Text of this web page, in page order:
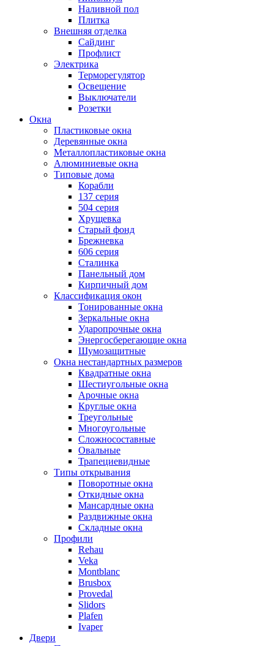
Наливной пол
Плитка
Внешняя отделка
Сайдинг
Профлист
Электрика
Терморегулятор
Освещение
Выключатели
Розетки
Окна
Пластиковые окна
Деревянные окна
Металлопластиковые окна
Алюминиевые окна
Типовые дома
Корабли
137 серия
504 серия
Хрущевка
Старый фонд
Брежневка
606 серия
Сталинка
Панельный дом
Кирпичный дом
Классификация окон
Тонированные окна
Зеркальные окна
Ударопрочные окна
Энергосберегающие окна
Шумозащитные
Окна нестандартных размеров
Квадратные окна
Шестиугольные окна
Арочные окна
Круглые окна
Треугольные
Многоугольные
Сложносоставные
Овальные
Трапециевидные
Типы открывания
Поворотные окна
Откидные окна
Мансардные окна
Раздвижные окна
Складные окна
Профили
Rehau
Veka
Montblanc
Brusbox
Provedal
Slidors
Plafen
Ivaper
Двери